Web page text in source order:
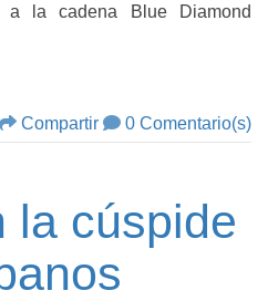
la cadena Blue Diamond
Compartir 0 Comentario(s)
la cúspide